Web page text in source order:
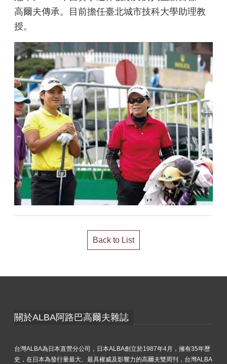
高爾夫傳承。目前擔任臺北城市技科大學助理教
授。
Back to List
關於ALBA阿路巴高爾夫雜誌
台灣ALBA為日本直營分公司，日本ALBA創立於1987年4月，擁有35年歷
史，在日本為發行量最大、最具權威及影響力的高爾夫雙周刊，台灣ALBA